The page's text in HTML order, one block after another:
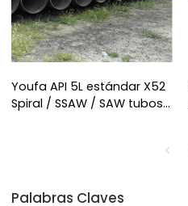
Youfa API 5L estándar X52
Spiral / SSAW / SAW tubos
Palabras Claves